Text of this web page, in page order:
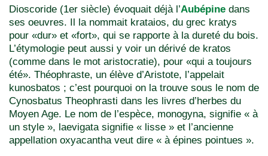
Dioscoride (1er siècle) évoquait déjà l’Aubépine dans
ses oeuvres. Il la nommait krataios, du grec kratys
pour «dur» et «fort», qui se rapporte à la dureté du bois.
L’étymologie peut aussi y voir un dérivé de kratos
(comme dans le mot aristocratie), pour «qui a toujours
été». Théophraste, un élève d’Aristote, l’appelait
kunosbatos ; c’est pourquoi on la trouve sous le nom de
Cynosbatus Theophrasti dans les livres d’herbes du
Moyen Age. Le nom de l’espèce, monogyna, signifie « à
un style », laevigata signifie « lisse » et l’ancienne
appellation oxyacantha veut dire « à épines pointues ».